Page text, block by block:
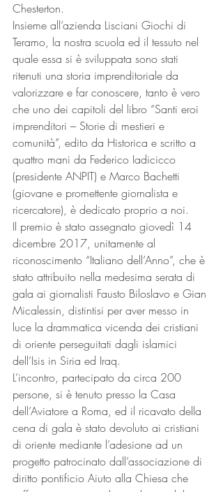
Chesterton.
Insieme all’azienda Lisciani Giochi di
Teramo, la nostra scuola ed il tessuto nel
quale essa si è sviluppata sono stati
ritenuti una storia imprenditoriale da
valorizzare e far conoscere, tanto è vero
che uno dei capitoli del libro “Santi eroi
imprenditori – Storie di mestieri e
comunità”, edito da Historica e scritto a
quattro mani da Federico Iadicicco
(presidente ANPIT) e Marco Bachetti
(giovane e promettente giornalista e
ricercatore), è dedicato proprio a noi.
Il premio è stato assegnato giovedì 14
dicembre 2017, unitamente al
riconoscimento “Italiano dell’Anno”, che è
stato attribuito nella medesima serata di
gala ai giornalisti Fausto Biloslavo e Gian
Micalessin, distintisi per aver messo in
luce la drammatica vicenda dei cristiani
di oriente perseguitati dagli islamici
dell’Isis in Siria ed Iraq.
L’incontro, partecipato da circa 200
persone, si è tenuto presso la Casa
dell’Aviatore a Roma, ed il ricavato della
cena di gala è stato devoluto ai cristiani
di oriente mediante l’adesione ad un
progetto patrocinato dall’associazione di
diritto pontificio Aiuto alla Chiesa che